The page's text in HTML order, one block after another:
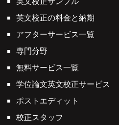
英文校正の料金と納期
アフターサービス一覧
専門分野
無料サービス一覧
学位論文英文校正サービス
ポストエディット
校正スタッフ